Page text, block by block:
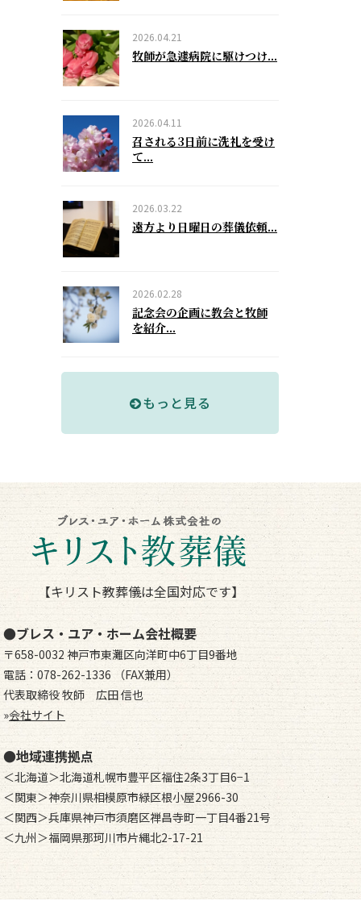
2026.04.21
牧師が急遽病院に駆けつけ...
2026.04.11
召される3日前に洗礼を受け
て...
2026.03.22
遠方より日曜日の葬儀依頼...
2026.02.28
記念会の企画に教会と牧師
を紹介...
もっと見る
【キリスト教葬儀は全国対応です】
●ブレス・ユア・ホーム会社概要
〒658-0032 神戸市東灘区向洋町中6丁目9番地
電話：078-262-1336 （FAX兼用）
代表取締役 牧師 広田 信也
»会社サイト
●地域連携拠点
＜北海道＞北海道札幌市豊平区福住2条3丁目6−1
＜関東＞神奈川県相模原市緑区根小屋2966-30
＜関西＞兵庫県神戸市須磨区禅昌寺町一丁目4番21号
＜九州＞福岡県那珂川市片縄北2-17-21